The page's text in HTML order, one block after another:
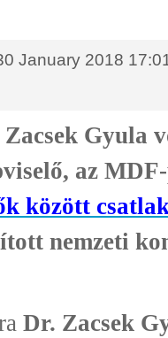
January 2018
Gyula
az
között
nemzeti
Dr. Zacsek